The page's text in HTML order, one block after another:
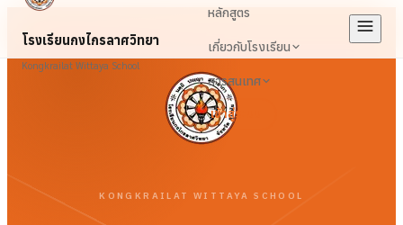
โรงเรียนกงไกรลาศวิทยา
Kongkrailat Wittaya School
หลักสูตร
เกี่ยวกับโรงเรียน
สารสนเทศ
เข้าสู่ระบบ
KONGKRAILAT WITTAYA SCHOOL